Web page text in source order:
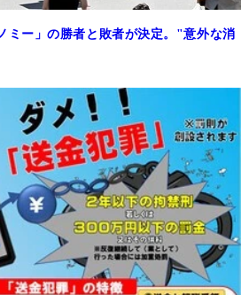
ミー」の勝者と敗者が決定。"意外な消